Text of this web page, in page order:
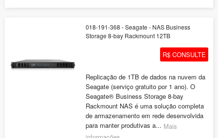
018-191-368 - Seagate - NAS Business
Storage 8-bay Rackmount 12TB
R$ CONSULTE
Replicação de 1TB de dados na nuvem da
Seagate (serviço gratuito por 1 ano). O
Seagate® Business Storage 8-bay
Rackmount NAS é uma solução completa
de armazenamento em rede desenvolvida
para manter produtivas a... Mais